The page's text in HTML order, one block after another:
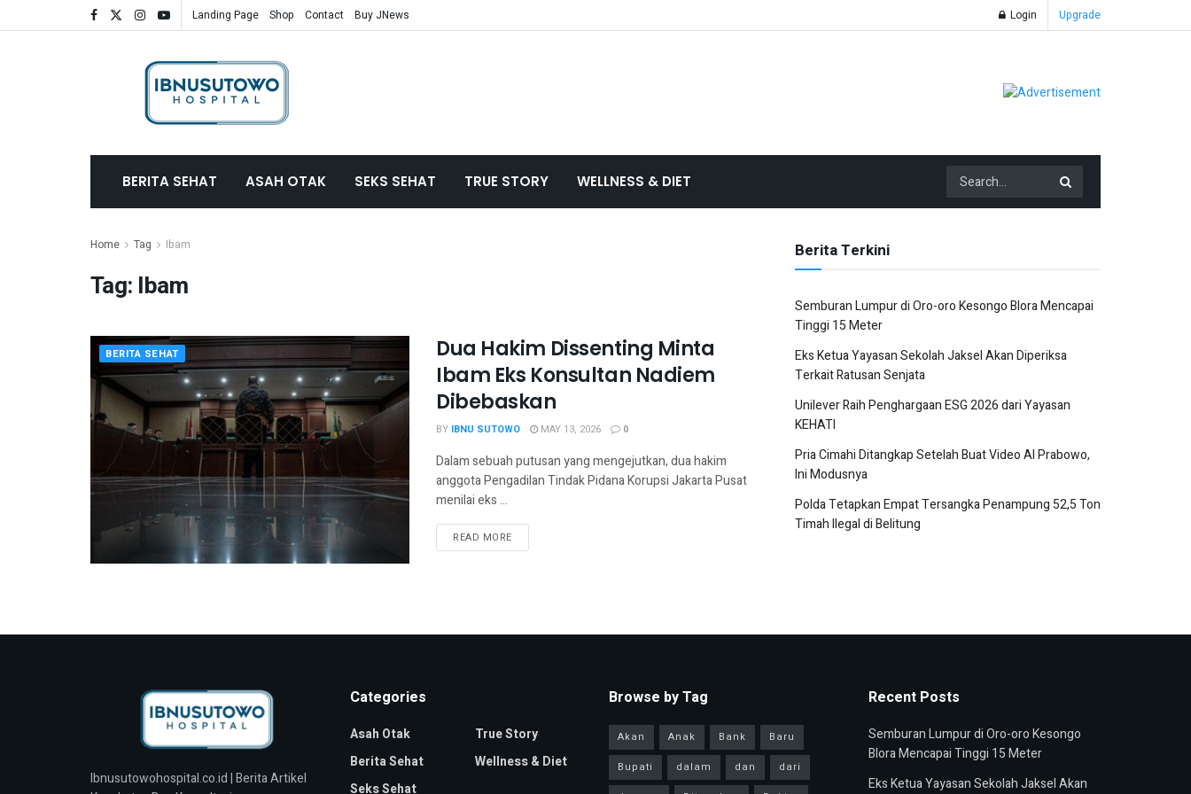
Landing Page Shop Contact Buy JNews Login Upgrade
BERITA SEHAT ASAH OTAK SEKS SEHAT TRUE STORY WELLNESS & DIET
Home Tag Ibam
Tag: Ibam
BERITA SEHAT
Dua Hakim Dissenting Minta
Ibam Eks Konsultan Nadiem
Dibebaskan
BY IBNU SUTOWO MAY 13, 2026 0
Dalam sebuah putusan yang mengejutkan, dua hakim
anggota Pengadilan Tindak Pidana Korupsi Jakarta Pusat
menilai eks ...
READ MORE
Berita Terkini
Semburan Lumpur di Oro-oro Kesongo Blora Mencapai
Tinggi 15 Meter
Eks Ketua Yayasan Sekolah Jaksel Akan Diperiksa
Terkait Ratusan Senjata
Unilever Raih Penghargaan ESG 2026 dari Yayasan
KEHATI
Pria Cimahi Ditangkap Setelah Buat Video AI Prabowo,
Ini Modusnya
Polda Tetapkan Empat Tersangka Penampung 52,5 Ton
Timah Ilegal di Belitung
Ibnusutowohospital.co.id | Berita Artikel
Categories
Asah Otak
Berita Sehat
Seks Sehat
True Story
Wellness & Diet
Browse by Tag
Akan Anak Bank
Baru
Bupati
dalam dan
dari
Recent Posts
Semburan Lumpur di Oro-oro Kesongo
Blora Mencapai Tinggi 15 Meter
Eks Ketua Yayasan Sekolah Jaksel Akan